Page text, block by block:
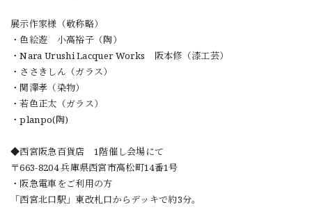
展示作家様（敬称略）
・色絵遊 小高裕子（陶）
・Nara Urushi Lacquer Works 阪本修（漆工芸）
・ささきしん（ガラス）
・関澤孝（染物）
・若色正太（ガラス）
・planpo(陶)
◆西宮阪急百貨店 1階催し会場にて
〒663-8204 兵庫県西宮市高松町14番1号
・阪急電車をご利用の方
「西宮北口駅」東改札口からデッキで約3分。